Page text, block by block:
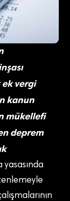
vergi
kanun
mükellefi
deprem
yasasında